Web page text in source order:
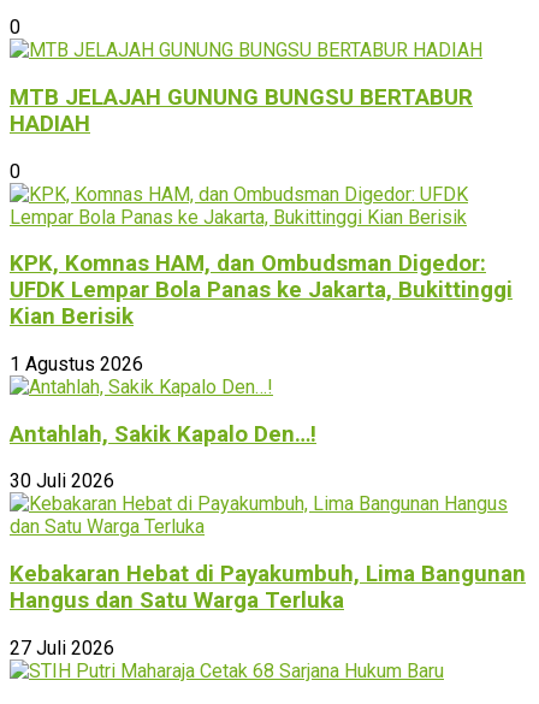
0
MTB JELAJAH GUNUNG BUNGSU BERTABUR
HADIAH
0
KPK, Komnas HAM, dan Ombudsman Digedor:
UFDK Lempar Bola Panas ke Jakarta, Bukittinggi
Kian Berisik
1 Agustus 2026
Antahlah, Sakik Kapalo Den…!
30 Juli 2026
Kebakaran Hebat di Payakumbuh, Lima Bangunan
Hangus dan Satu Warga Terluka
27 Juli 2026